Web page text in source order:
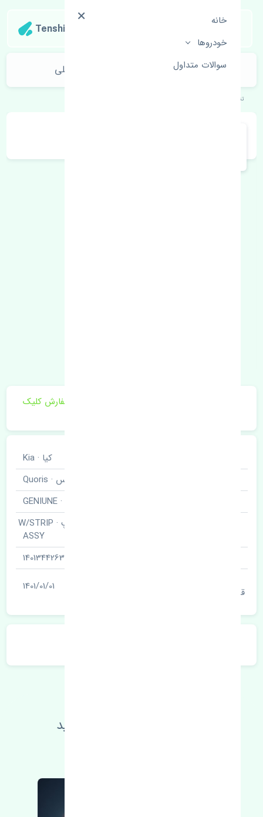
خانه
خودروها
سوالات متداول
Tenshipart
نوار دور درب عقب چپ کیا کوریس اصلی
تنشی‌پارت
برای اطلاع از موجودی و قیمت به روز روی ثبت سفارش کلیک
کیا · Kia
کوریس · Quoris
اصلی · GENIUNE
نوار دور درب عقب چپ · W/STRIP
ASSY
1401344263
قیمت
1401/01/01
اطلاعات فنی خود را بالا ببرید